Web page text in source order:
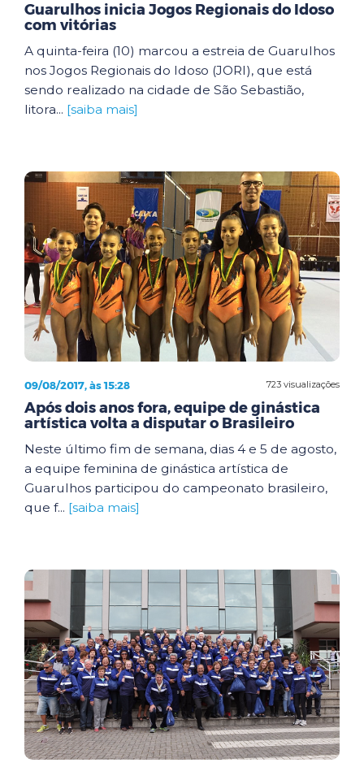
Guarulhos inicia Jogos Regionais do Idoso
com vitórias
A quinta-feira (10) marcou a estreia de Guarulhos
nos Jogos Regionais do Idoso (JORI), que está
sendo realizado na cidade de São Sebastião,
litora... [saiba mais]
723 visualizações
09/08/2017, às 15:28
Após dois anos fora, equipe de ginástica
artística volta a disputar o Brasileiro
Neste último fim de semana, dias 4 e 5 de agosto,
a equipe feminina de ginástica artística de
Guarulhos participou do campeonato brasileiro,
que f... [saiba mais]